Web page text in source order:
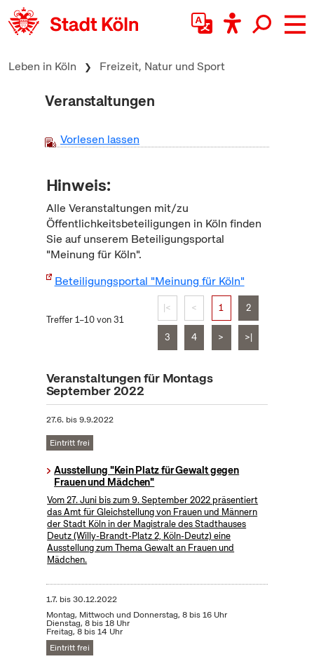
zum Inhalt springen
Leben in Köln Freizeit, Natur und Sport
Veranstaltungen
Vorlesen lassen
Hinweis:
Alle Veranstaltungen mit/zu
Öffentlichkeitsbeteiligungen in Köln finden
Sie auf unserem Beteiligungsportal
"Meinung für Köln".
Beteiligungsportal "Meinung für Köln"
Treffer 1–10 von 31
|< < 1 2
3 4 > >|
Veranstaltungen für Montags
September 2022
27.6. bis9.9.2022
Eintritt frei
Ausstellung "Kein Platz für Gewalt gegen
Frauen und Mädchen"
Vom 27. Juni bis zum 9. September 2022 präsentiert
das Amt für Gleichstellung von Frauen und Männern
der Stadt Köln in der Magistrale des Stadthauses
Deutz (Willy-Brandt-Platz 2, Köln-Deutz) eine
Ausstellung zum Thema Gewalt an Frauen und
Mädchen.
1.7. bis30.12.2022
Montag, Mittwoch und Donnerstag, 8 bis 16 Uhr
Dienstag, 8 bis 18 Uhr
Freitag, 8 bis 14 Uhr
Eintritt frei